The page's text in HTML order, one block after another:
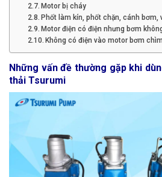
Motor bị cháy
Phốt làm kín, phốt chặn, cánh bơm,
Motor điện có điện nhưng bơm
Không có điện vào motor bơm chìm
Những vấn đề thường gặp khi
thải Tsurumi